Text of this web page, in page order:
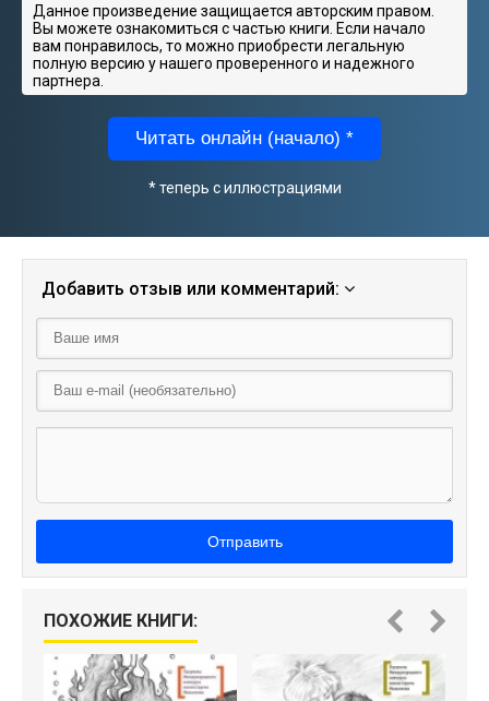
Данное произведение защищается авторским правом.
Вы можете ознакомиться с частью книги. Если начало
вам понравилось, то можно приобрести легальную
полную версию у нашего проверенного и надежного
партнера.
Читать онлайн (начало) *
* теперь с иллюстрациями
Добавить отзыв или комментарий:
Отправить
ПОХОЖИЕ КНИГИ: